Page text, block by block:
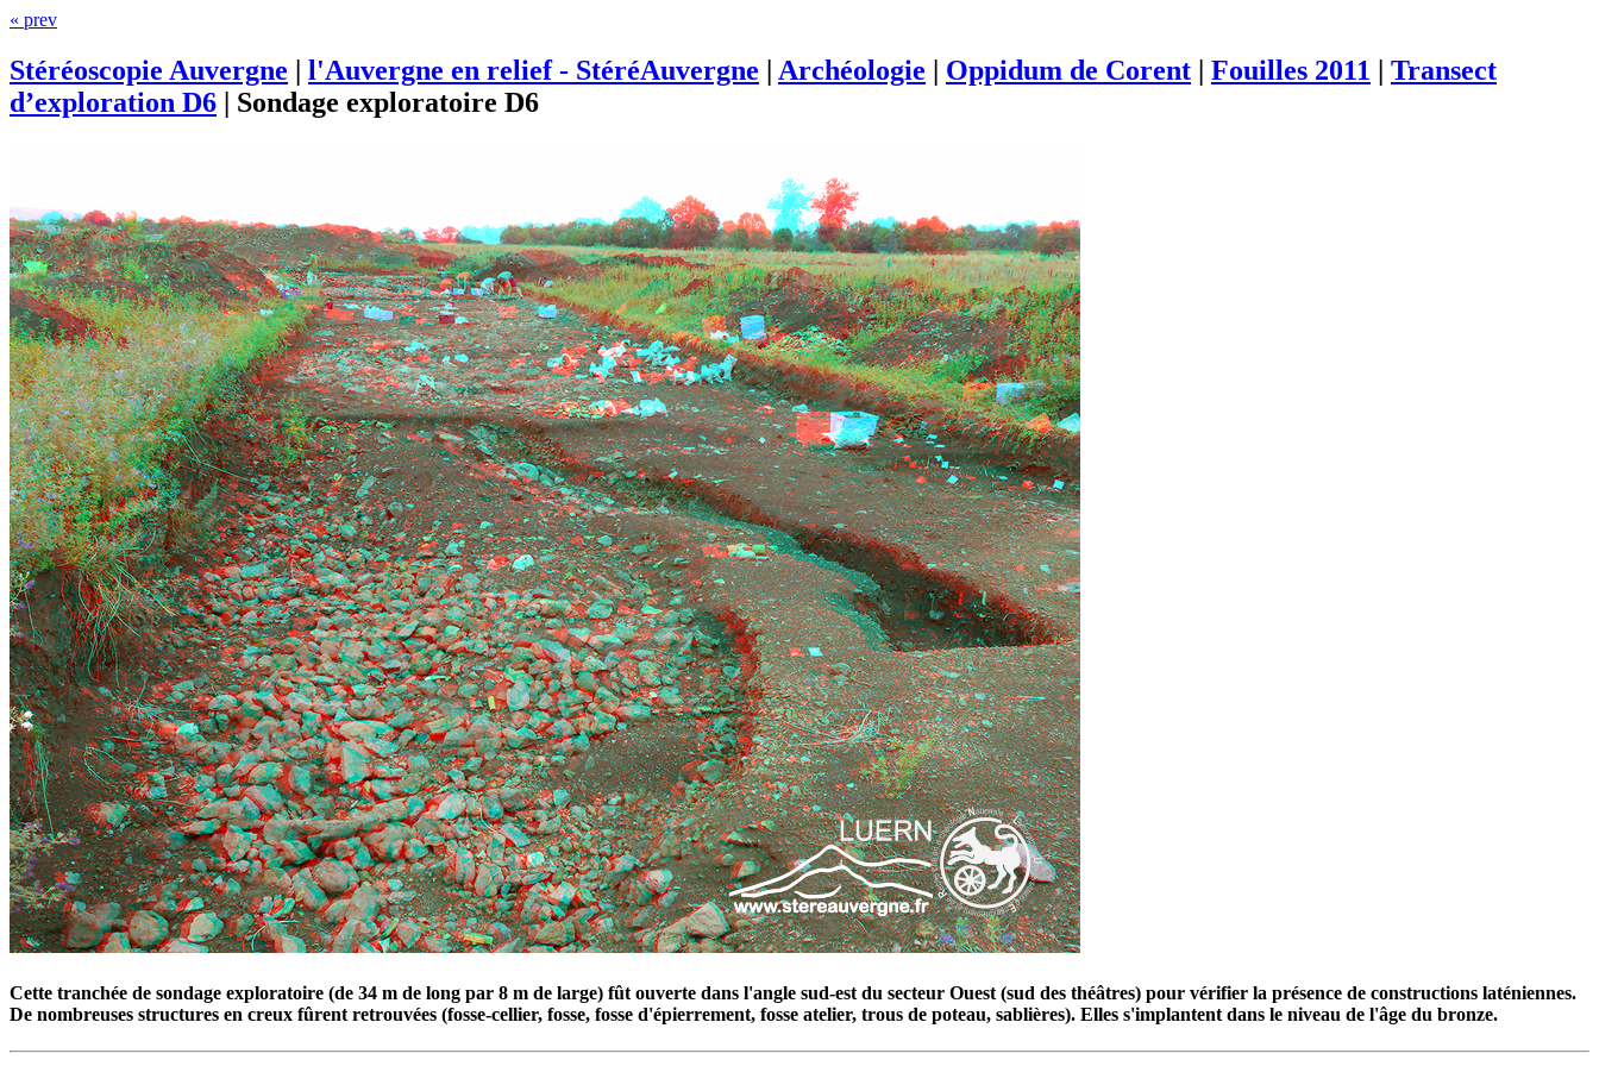
« prev
Stéréoscopie Auvergne | l'Auvergne en relief - StéréAuvergne | Archéologie | Oppidum de Corent | Fouilles 2011 | Transect
d’exploration D6 | Sondage exploratoire D6
Cette tranchée de sondage exploratoire (de 34 m de long par 8 m de large) fût ouverte dans l'angle sud-est du secteur Ouest (sud des théâtres) pour vérifier la présence de constructions laténiennes.
De nombreuses structures en creux fûrent retrouvées (fosse-cellier, fosse, fosse d'épierrement, fosse atelier, trous de poteau, sablières). Elles s'implantent dans le niveau de l'âge du bronze.